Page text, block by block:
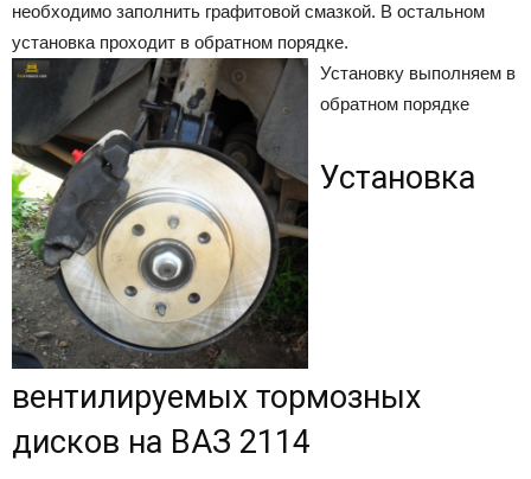
необходимо заполнить графитовой смазкой. В остальном
установка проходит в обратном порядке.
Установку выполняем в
обратном порядке
Установка
вентилируемых тормозных
дисков на ВАЗ 2114